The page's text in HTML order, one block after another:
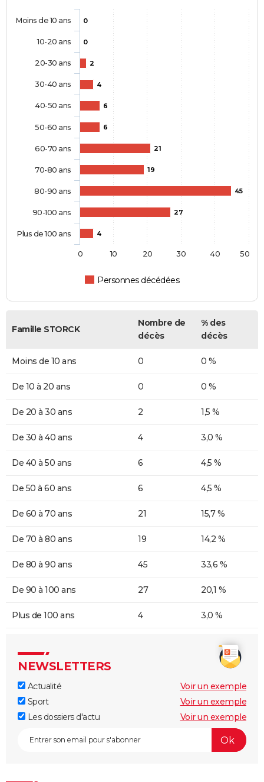
0
0
2
4
6
6
21
19
45
27
4
Personnes décédées
Moins de 10 ans
10-20 ans
20-30 ans
30-40 ans
40-50 ans
50-60 ans
60-70 ans
70-80 ans
80-90 ans
90-100 ans
Plus de 100 ans
0 10 20 30 40 50
Famille STORCK
Nombre de
décès
% des
décès
Moins de 10 ans 0 0 %
De 10 à 20 ans 0 0 %
De 20 à 30 ans 2 1,5 %
De 30 à 40 ans 4 3,0 %
De 40 à 50 ans 6 4,5 %
De 50 à 60 ans 6 4,5 %
De 60 à 70 ans 21 15,7 %
De 70 à 80 ans 19 14,2 %
De 80 à 90 ans 45 33,6 %
De 90 à 100 ans 27 20,1 %
Plus de 100 ans 4 3,0 %
NEWSLETTERS
Actualité
Voir un exemple
Sport
Voir un exemple
Les dossiers d'actu
Voir un exemple